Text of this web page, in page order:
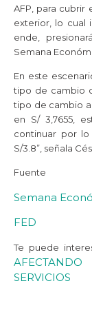
AFP, para cubrir
exterior, lo cual
ende,
Semana
En este
tipo de cambio
tipo de cambio
en S/ 3,7655,
continuar por
S/3.8”, señala
Fuente
Semana
FED
Te puede
SERVICIOS